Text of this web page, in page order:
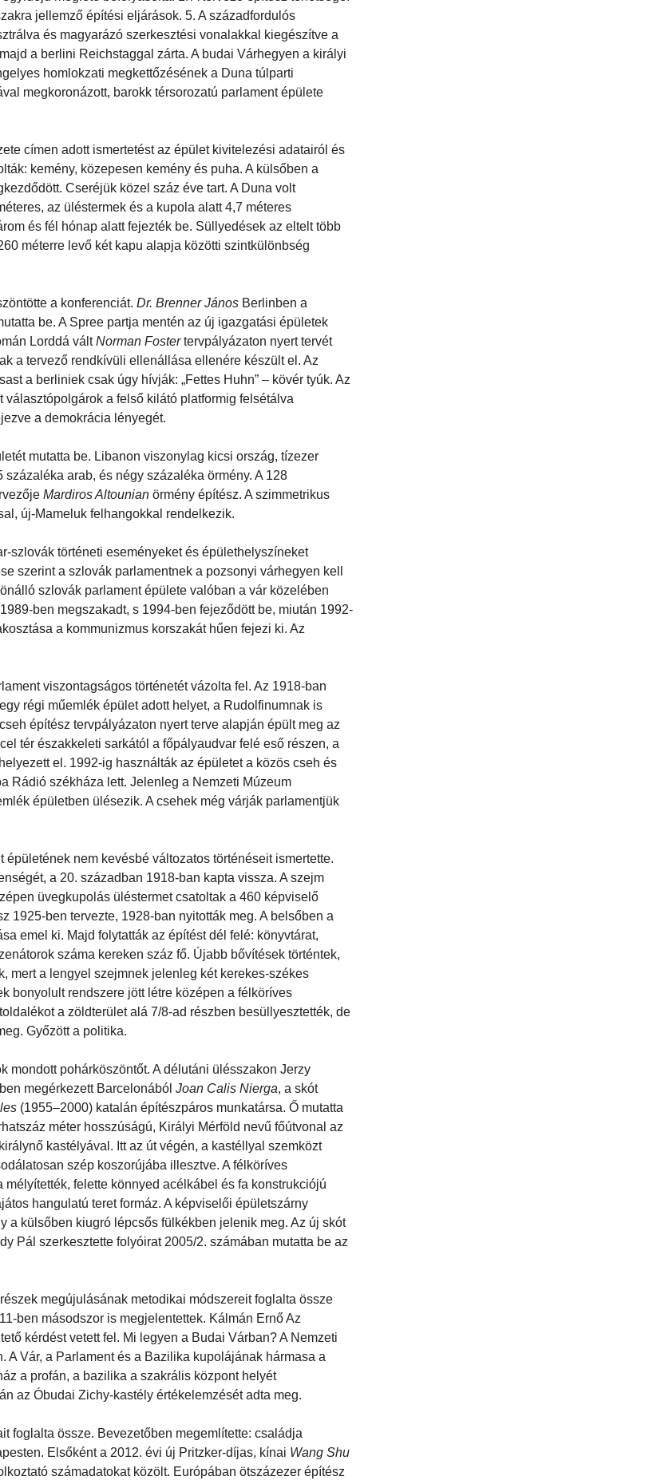
jellemző építési eljárások. 5. A századfordulós
és magyarázó szerkesztési vonalakkal kiegészítve a
a berlini Reichstaggal zárta. A budai Várhegyen a királyi
homlokzati megkettőzésének a Duna túlparti
megkoronázott, barokk térsorozatú parlament épülete
címen adott ismertetést az épület kivitelezési adatairól és
kemény, közepesen kemény és puha. A külsőben a
Cseréjük közel száz éve tart. A Duna volt
az üléstermek és a kupola alatt 4,7 méteres
és fél hónap alatt fejezték be. Süllyedések az eltelt több
méterre levő két kapu alapja közötti szintkülönbség
a konferenciát. Dr. Brenner János Berlinben a
be. A Spree partja mentén az új igazgatási épületek
Lorddá váltNorman Fostertervpályázaton nyert tervét
a tervező rendkívüli ellenállása ellenére készült el. Az
a berliniek csak úgy hívják: „Fettes Huhn” – kövér tyúk. Az
a felső kilátó platformig felsétálva
a demokrácia lényegét.
mutatta be. Libanon viszonylag kicsi ország, tízezer
arab, és négy százaléka örmény. A 128
Mardiros Altounian örmény építész. A szimmetrikus
új-Mameluk felhangokkal rendelkezik.
szlovák történeti eseményeket és épülethelyszíneket
szerint a szlovák parlamentnek a pozsonyi várhegyen kell
szlovák parlament épülete valóban a vár közelében
ben megszakadt, s 1994-ben fejeződött be, miután 1992-
a kommunizmus korszakát hűen fejezi ki. Az
viszontagságos történetét vázolta fel. Az 1918-ban
régi műemlék épület adott helyet, a Rudolfinumnak is
építész tervpályázaton nyert terve alapján épült meg az
tér északkeleti sarkától a főpályaudvar felé eső részen, a
el. 1992-ig használták az épületet a közös cseh és
Rádió székháza lett. Jelenleg a Nemzeti Múzeum
épületben ülésezik. A csehek még várják parlamentjük
nem kevésbé változatos történéseit ismertette.
a 20. században 1918-ban kapta vissza. A szejm
üvegkupolás üléstermet csatoltak a 460 képviselő
1925-ben tervezte, 1928-ban nyitották meg. A belsőben a
emel ki. Majd folytatták az építést dél felé: könyvtárat,
száma kereken száz fő. Újabb bővítések történtek,
mert a lengyel szejmnek jelenleg két kerekes-székes
bonyolult rendszere jött létre középen a félköríves
a zöldterület alá 7/8-ad részben besüllyesztették, de
Győzött a politika.
mondott pohárköszöntőt. A délutáni ülésszakon Jerzy
megérkezett Barcelonából Joan Calis Nierga, a skót
(1955–2000) katalán építészpáros munkatársa. Ő mutatta
méter hosszúságú, Királyi Mérföld nevű főútvonal az
kastélyával. Itt az út végén, a kastéllyal szemközt
szép koszorújába illesztve. A félköríves
felette könnyed acélkábel és fa konstrukciójú
hangulatú teret formáz. A képviselői épületszárny
a külsőben kiugró lépcsős fülkékben jelenik meg. Az új skót
Pál szerkesztette folyóirat 2005/2. számában mutatta be az
megújulásának metodikai módszereit foglalta össze
ben másodszor is megjelentettek. Kálmán Ernő Az
kérdést vetett fel. Mi legyen a Budai Várban? A Nemzeti
Vár, a Parlament és a Bazilika kupolájának hármasa a
a profán, a bazilika a szakrális központ helyét
az Óbudai Zichy-kastély értékelemzését adta meg.
foglalta össze. Bevezetőben megemlítette: családja
Elsőként a 2012. évi új Pritzker-díjas, kínai Wang Shu
számadatokat közölt. Európában ötszázezer építész